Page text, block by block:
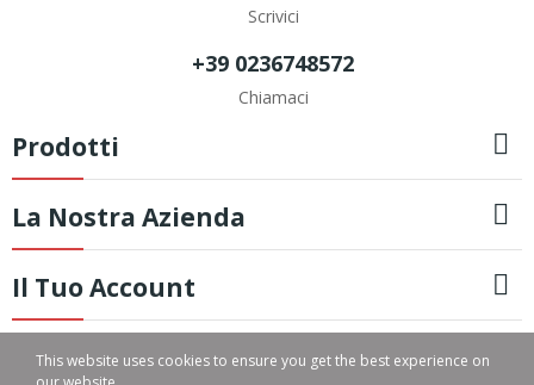
Scrivici
+39 0236748572
Chiamaci
Prodotti 
La Nostra Azienda 
Il Tuo Account 
Copyright © PAC SRL
This website uses cookies to ensure you get the best experience on